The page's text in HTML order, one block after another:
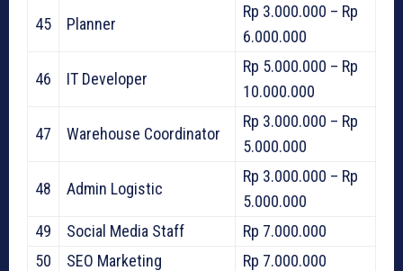
45 Planner
Rp 3.000.000 – Rp
6.000.000
46 IT Developer
Rp 5.000.000 – Rp
10.000.000
47 Warehouse Coordinator
Rp 3.000.000 – Rp
5.000.000
48 Admin Logistic
Rp 3.000.000 – Rp
5.000.000
49
Social Media Staff
Rp 7.000.000
50
SEO Marketing Rp 7.000.000